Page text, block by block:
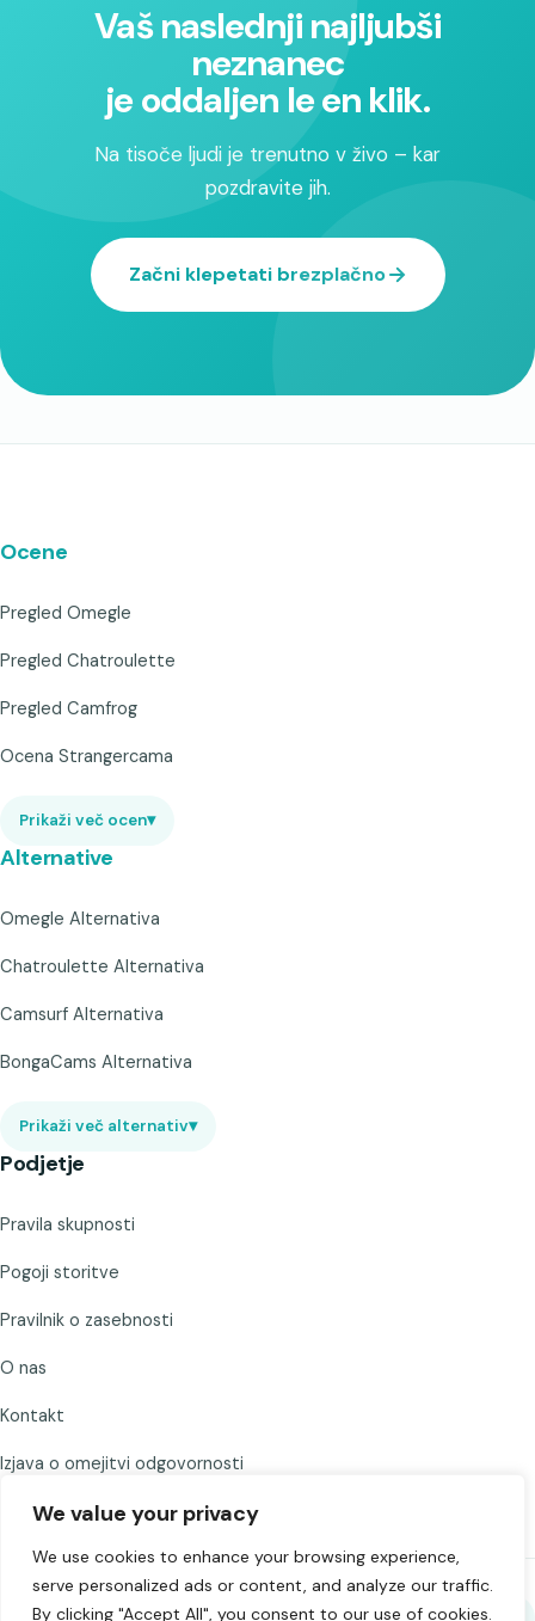
We value your privacy
We use cookies to enhance your browsing experience,
serve personalized ads or content, and analyze our traffic.
By clicking "Accept All", you consent to our use of cookies.
Vaš naslednji najljubši
neznanec
je oddaljen le en klik.
Na tisoče ljudi je trenutno v živo – kar
pozdravite jih.
Začni klepetati brezplačno
Ocene
Pregled Omegle
Pregled Chatroulette
Pregled Camfrog
Ocena Strangercama
Prikaži več ocen▾
Alternative
Omegle Alternativa
Chatroulette Alternativa
Camsurf Alternativa
BongaCams Alternativa
Prikaži več alternativ▾
Podjetje
Pravila skupnosti
Pogoji storitve
Pravilnik o zasebnosti
O nas
Kontakt
Izjava o omejitvi odgovornosti